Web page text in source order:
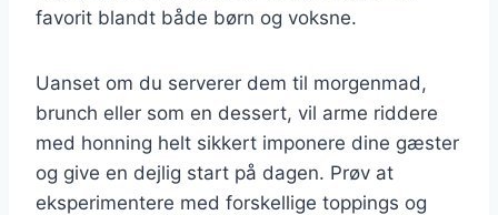
favorit blandt både børn og voksne.
Uanset om du serverer dem til morgenmad,
brunch eller som en dessert, vil arme riddere
med honning helt sikkert imponere dine gæster
og give en dejlig start på dagen. Prøv at
eksperimentere med forskellige toppings og